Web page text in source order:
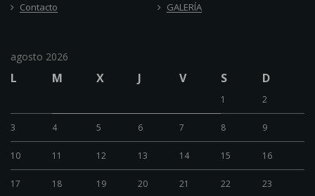
Contacto GALERÍA
agosto 2026
L M X J V S D
1 2
3 4 5 6 7 8 9
10 11 12 13 14 15 16
17 18 19 20 21 22 23